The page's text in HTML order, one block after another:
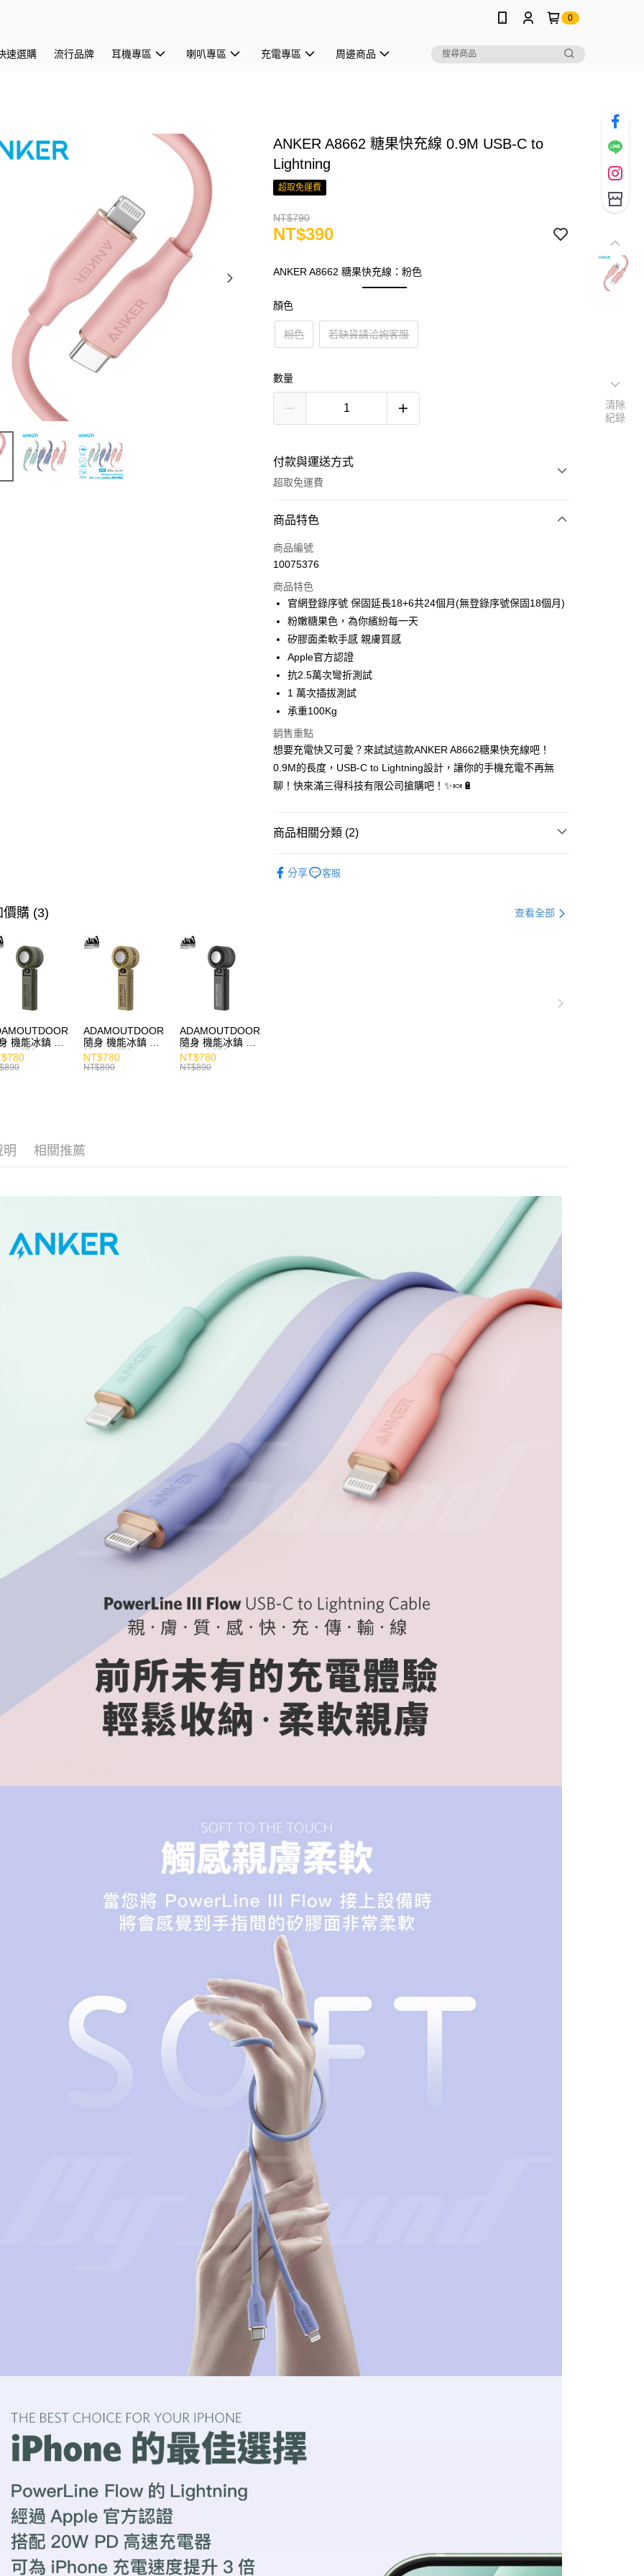
0
速選購 流行品牌 耳機專區 喇叭專區 充電專區 周邊商品
ANKER A8662 糖果快充線 0.9M USB-C to
Lightning
超取免運費
NT$790
NT$390
ANKER A8662 糖果快充線：粉色
顏色
粉色 若缺貨請洽詢客服
數量
付款與運送方式
超取免運費
付款方式
信用卡一次付款
Apple Pay
街口支付
悠遊付
ATM付款
付款後全家取貨
免運費
商品特色
商品編號
10075376
商品特色
官網登錄序號 保固延長18+6共24個月(無登錄序號保固18個月)
粉嫩糖果色，為你繽紛每一天
矽膠面柔軟手感 親膚質感
Apple官方認證
抗2.5萬次彎折測試
1 萬次插拔測試
承重100Kg
銷售重點
想要充電快又可愛？來試試這款ANKER A8662糖果快充線吧！
0.9M的長度，USB-C to Lightning設計，讓你的手機充電不再無
聊！快來滿三得科技有限公司搶購吧！✨🍬🔋
商品相關分類 (2)
分享 客服
價購 (3) 查看全部
機能冰鎮 手
扇 掛繩
ADAMOUTDOOR
隨身 機能冰鎮 手
持風扇 掛繩
NT$780
NT$890
ADAMOUTDOOR
隨身 機能冰鎮 手
持風扇 掛繩
NT$780
NT$890
明 相關推薦
清除
紀錄